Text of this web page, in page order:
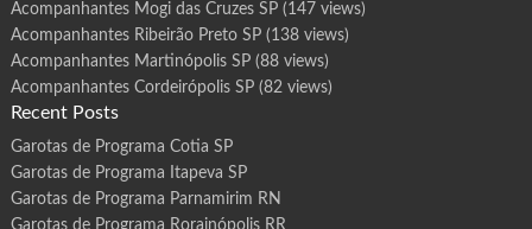
Acompanhantes Mogi das Cruzes SP(147 views)
Acompanhantes Ribeirão Preto SP(138 views)
Acompanhantes Martinópolis SP(88 views)
Acompanhantes Cordeirópolis SP(82 views)
Recent Posts
Garotas de Programa Cotia SP
Garotas de Programa Itapeva SP
Garotas de Programa Parnamirim RN